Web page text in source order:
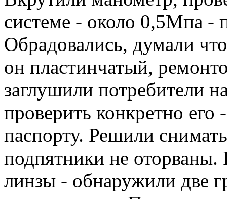
системе - около 0,5Мпа -
Обрадовались, думали
он пластинчатый,
заглушили потребители
проверить конкретно
паспорту. Решили
подпятники не оторваны.
линзы - обнаружили две